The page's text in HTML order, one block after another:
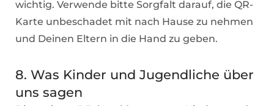
wichtig. Verwende bitte Sorgfalt darauf, die QR-
Karte unbeschadet mit nach Hause zu nehmen
und Deinen Eltern in die Hand zu geben.
8. Was Kinder und Jugendliche über
uns sagen